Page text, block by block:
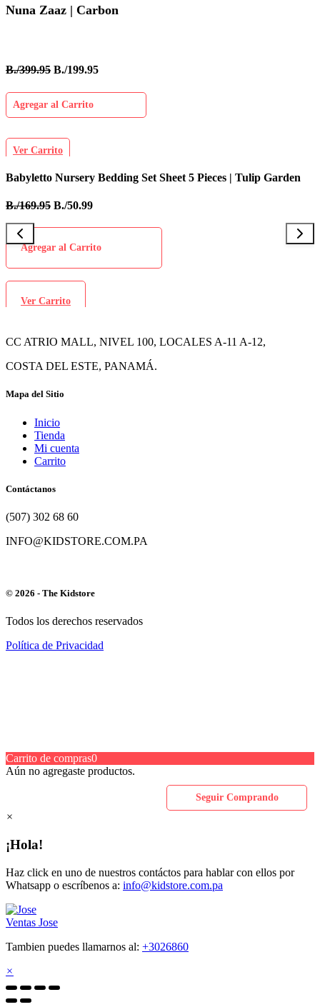
Nuna Zaaz | Carbon
B./399.95 B./199.95
Agregar al Carrito
Ver Carrito
Babyletto Nursery Bedding Set Sheet 5 Pieces | Tulip Garden
B./169.95 B./50.99
Agregar al Carrito
Ver Carrito
CC ATRIO MALL, NIVEL 100, LOCALES A-11 A-12,
COSTA DEL ESTE, PANAMÁ.
Mapa del Sitio
Inicio
Tienda
Mi cuenta
Carrito
Contáctanos
(507) 302 68 60
INFO@KIDSTORE.COM.PA
© 2026 - The Kidstore
Todos los derechos reservados
Política de Privacidad
Carrito de compras0
Aún no agregaste productos.
Seguir Comprando
×
¡Hola!
Haz click en uno de nuestros contáctos para hablar con ellos por
Whatsapp o escríbenos a: info@kidstore.com.pa
Ventas Jose
Tambien puedes llamarnos al: +3026860
×